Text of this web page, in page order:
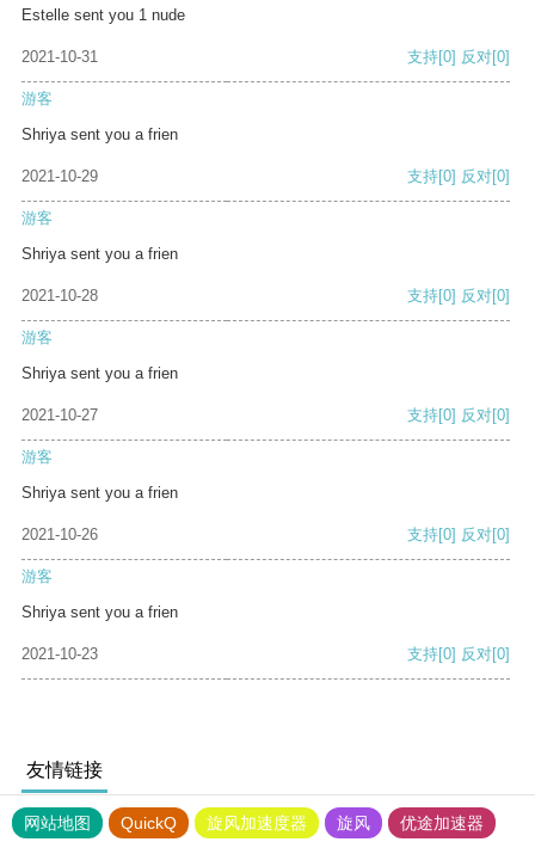
Estelle sent you 1 nude
2021-10-31 支持[0] 反对[0]
游客
Shriya sent you a frien
2021-10-29 支持[0] 反对[0]
游客
Shriya sent you a frien
2021-10-28 支持[0] 反对[0]
游客
Shriya sent you a frien
2021-10-27 支持[0] 反对[0]
游客
Shriya sent you a frien
2021-10-26 支持[0] 反对[0]
游客
Shriya sent you a frien
2021-10-23 支持[0] 反对[0]
友情链接
网站地图 QuickQ 旋风加速度器 旋风
优途加速器